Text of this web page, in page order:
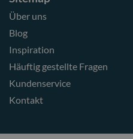
Über uns
Blog
Inspiration
Häuftig gestellte Fragen
Kundenservice
Kontakt